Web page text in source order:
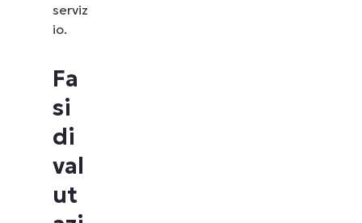
serviz
io.
Fa
si
di
val
ut